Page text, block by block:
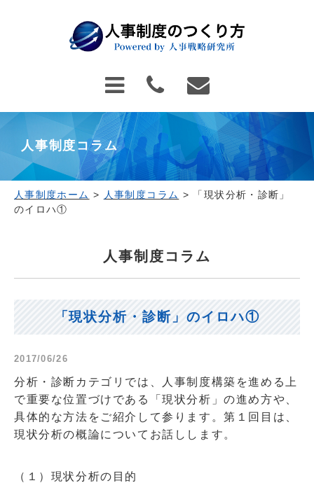
人事制度コラム
人事制度ホーム > 人事制度コラム >
「現状分析・診断」
のイロハ①
人事制度コラム
「現状分析・診断」のイロハ①
2017/06/26
分析・診断カテゴリでは、人事制度構築を進める上
で重要な位置づけである「現状分析」の進め方や、
具体的な方法をご紹介して参ります。第１回目は、
現状分析の概論についてお話しします。
（１）現状分析の目的